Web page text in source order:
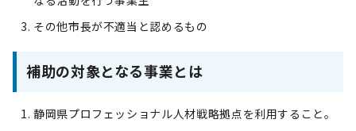
その他市長が不適当と認めるもの
補助の対象となる事業とは
静岡県プロフェッショナル人材戦略拠点を利用すること。